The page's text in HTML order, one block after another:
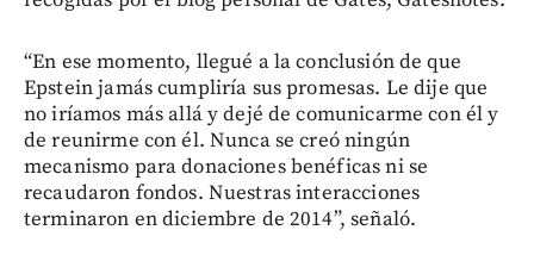
“En ese momento, llegué a la conclusión de que
Epstein jamás cumpliría sus promesas. Le dije que
no iríamos más allá y dejé de comunicarme con él y
de reunirme con él. Nunca se creó ningún
mecanismo para donaciones benéficas ni se
recaudaron fondos. Nuestras interacciones
terminaron en diciembre de 2014”, señaló.